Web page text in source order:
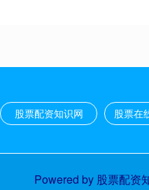
股票配资知识网 股票在
Powered by 股票配资